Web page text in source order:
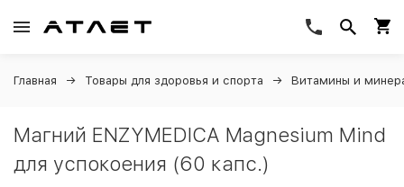
Главная Товары для здоровья и спорта Витамины и
Магний ENZYMEDICA Magnesium Mind
для успокоения (60 капс.)